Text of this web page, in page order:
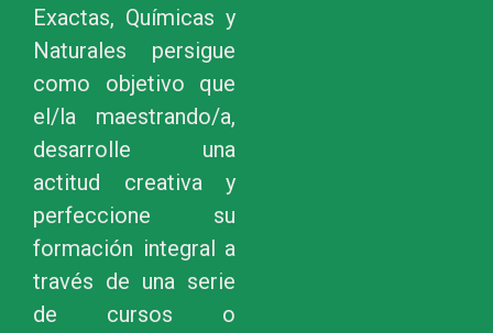
Exactas, Químicas y
Naturales persigue
como objetivo que
el/la maestrando/a,
desarrolle una
actitud creativa y
perfeccione su
formación integral a
través de una serie
de cursos o